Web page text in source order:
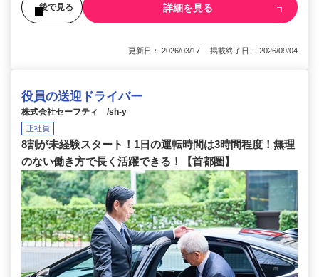
後で見る 詳細を見る
更新日： 2026/03/17 掲載終了日： 2026/09/04
役員の送迎ドライバー
株式会社セーフティ /sh-y
正社員
8割が未経験スタート！1日の運転時間は3時間程度！無理
のない働き方で長く活躍できる！【首都圏】